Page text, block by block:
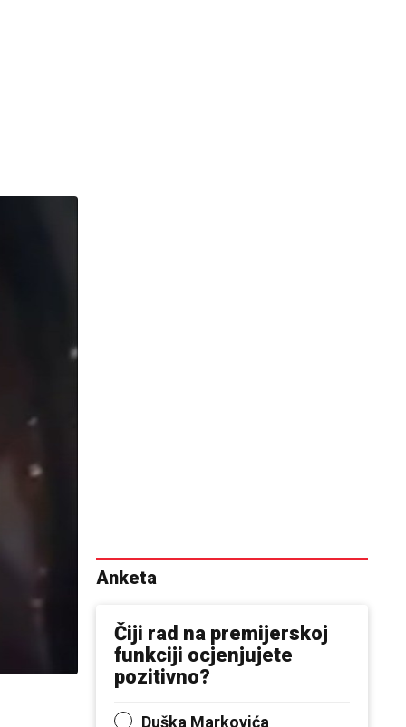
Anketa
Čiji rad na premijerskoj
funkciji ocjenjujete
pozitivno?
Duška Markovića